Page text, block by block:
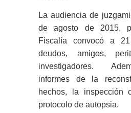
La audiencia de
de agosto de 2015,
Fiscalía convocó a
deudos, amigos,
investigadores.
informes de la
hechos, la inspección
protocolo de autopsia.